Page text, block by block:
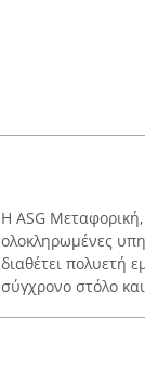
Η ASG Μεταφορική,
ολοκληρωμένες
διαθέτει πολυετή
σύγχρονο στόλο